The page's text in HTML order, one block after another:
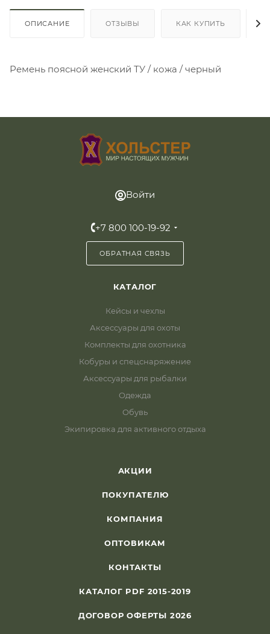
ОПИСАНИЕ ОТЗЫВЫ КАК КУПИТЬ
Ремень поясной женский ТУ / кожа / черный
Войти
+7 800 100-19-92
ОБРАТНАЯ СВЯЗЬ
КАТАЛОГ
Кейсы и чехлы
Аксессуары для охоты
Комплекты для охотника
Кобуры и спецснаряжение
Аксессуары для рыбалки
Одежда
Обувь
Экипировка для активного отдыха
АКЦИИ
ПОКУПАТЕЛЮ
КОМПАНИЯ
ОПТОВИКАМ
КОНТАКТЫ
КАТАЛОГ PDF 2015-2019
ДОГОВОР ОФЕРТЫ 2026